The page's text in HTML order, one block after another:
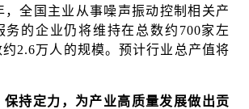
，全国主业从事噪声振动控制相关产
务的企业仍将维持在总数约700家左
2.6万人的规模。预计行业总产值将
保持定力，为产业高质量发展做出贡